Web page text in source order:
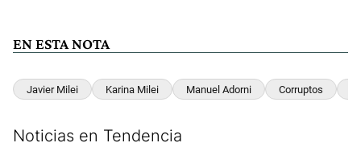
EN ESTA NOTA
Javier Milei Karina Milei Manuel Adorni Corruptos
Noticias en Tendencia